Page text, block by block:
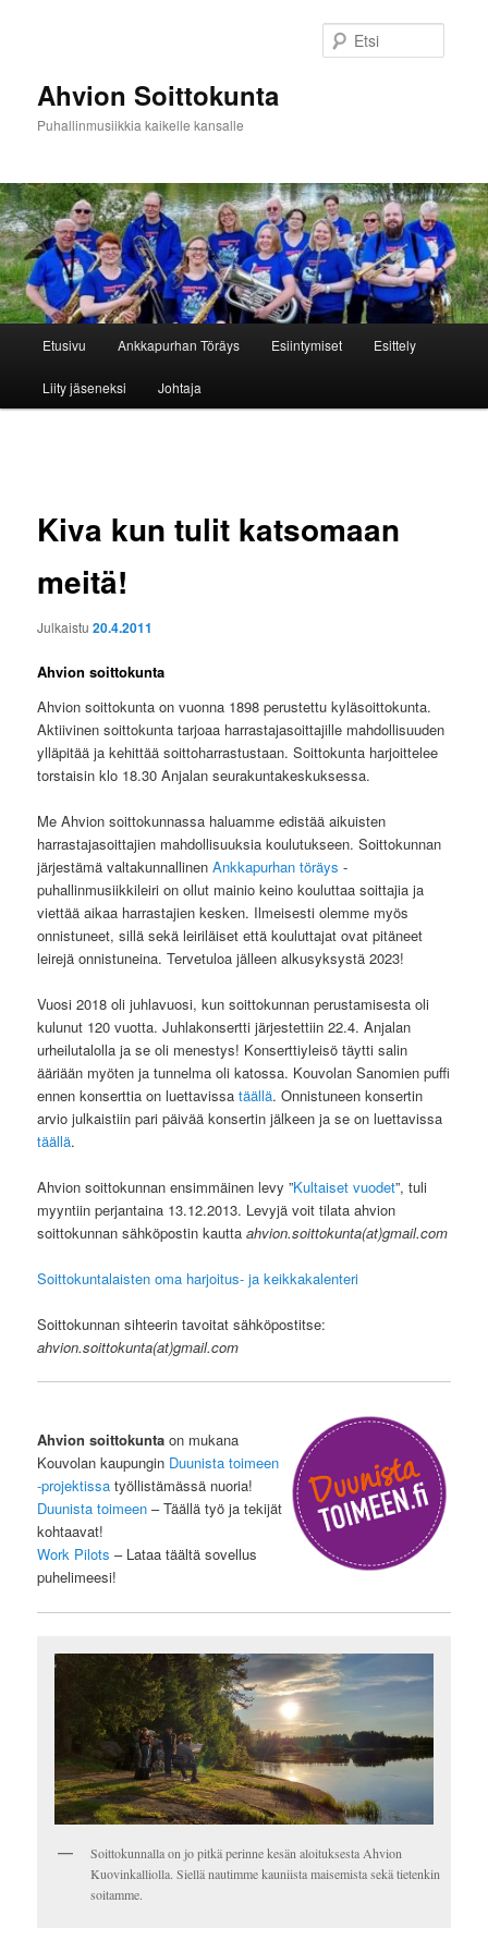
Ahvion Soittokunta
Puhallinmusiikkia kaikelle kansalle
Etusivu Ankkapurhan Töräys Esiintymiset Esittely
Liity jäseneksi Johtaja
Kiva kun tulit katsomaan
meitä!
Julkaistu20.4.2011
Ahvion soittokunta
Ahvion soittokunta on vuonna 1898 perustettu kyläsoittokunta.
Aktiivinen soittokunta tarjoaa harrastajasoittajille mahdollisuuden
ylläpitää ja kehittää soittoharrastustaan. Soittokunta harjoittelee
torstaisin klo 18.30 Anjalan seurakuntakeskuksessa.
Me Ahvion soittokunnassa haluamme edistää aikuisten
harrastajasoittajien mahdollisuuksia koulutukseen. Soittokunnan
järjestämä valtakunnallinenAnkkapurhan töräys -
puhallinmusiikkileiri on ollut mainio keino kouluttaa soittajia ja
viettää aikaa harrastajien kesken. Ilmeisesti olemme myös
onnistuneet, sillä sekä leiriläiset että kouluttajat ovat pitäneet
leirejä onnistuneina. Tervetuloa jälleen alkusyksystä 2023!
Vuosi 2018 oli juhlavuosi, kun soittokunnan perustamisesta oli
kulunut 120 vuotta. Juhlakonsertti järjestettiin 22.4. Anjalan
urheilutalolla ja se oli menestys! Konserttiyleisö täytti salin
ääriään myöten ja tunnelma oli katossa. Kouvolan Sanomien puffi
ennen konserttia on luettavissatäällä. Onnistuneen konsertin
arvio julkaistiin pari päivää konsertin jälkeen ja se on luettavissa
täällä.
Ahvion soittokunnan ensimmäinen levy ”Kultaiset vuodet”, tuli
myyntiin perjantaina 13.12.2013. Levyjä voit tilata ahvion
soittokunnan sähköpostin kauttaahvion.soittokunta(at)gmail.com
Soittokuntalaisten oma harjoitus- ja keikkakalenteri
Soittokunnan sihteerin tavoitat sähköpostitse:
ahvion.soittokunta(at)gmail.com
Ahvion soittokunta on mukana
Kouvolan kaupungin Duunista toimeen
-projektissa työllistämässä nuoria!
Duunista toimeen – Täällä työ ja tekijät
kohtaavat!
Work Pilots – Lataa täältä sovellus
puhelimeesi!
Soittokunnalla on jo pitkä perinne kesän aloituksesta Ahvion
Kuovinkalliolla. Siellä nautimme kauniista maisemista sekä tietenkin
soitamme.